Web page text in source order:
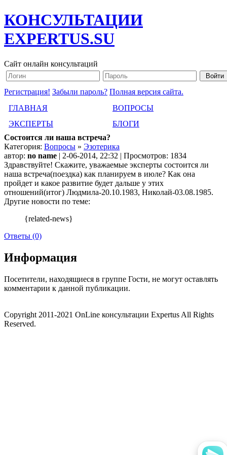
КОНСУЛЬТАЦИИ
EXPERTUS.SU
Сайт онлайн консультаций
Регистрация! Забыли пароль? Полная версия сайта.
ГЛАВНАЯ
ВОПРОСЫ
ЭКСПЕРТЫ
БЛОГИ
Состоится ли наша встреча?
Категория: Вопросы » Эзотерика
автор: no name | 2-06-2014, 22:32 | Просмотров: 1834
Здравствуйте! Скажите, уважаемые эксперты состоится ли
наша встреча(поездка) как планируем в июле? Как она
пройдет и какое развитие будет дальше у этих
отношений(итог) Людмила-20.10.1983, Николай-03.08.1985.
Другие новости по теме:
{related-news}
Ответы (0)
Информация
Посетители, находящиеся в группе Гости, не могут оставлять
комментарии к данной публикации.
Copyright 2011-2021 OnLine консультации Expertus All Rights
Reserved.